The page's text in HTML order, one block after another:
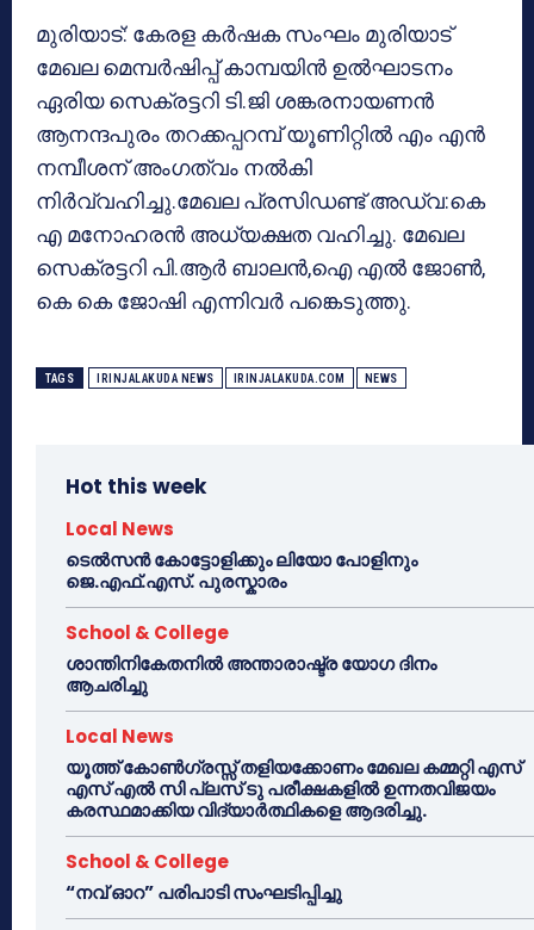
മുരിയാട്: കേരള കർഷക സംഘം മുരിയാട്
മേഖല മെമ്പർഷിപ്പ് കാമ്പയിൻ ഉൽഘാടനം
ഏരിയ സെക്രട്ടറി ടി.ജി ശങ്കരനായണൻ
ആനന്ദപുരം തറക്കപ്പറമ്പ് യൂണിറ്റിൽ എം എൻ
നമ്പീശന് അംഗത്വം നൽകി
നിർവ്വഹിച്ചു.മേഖല പ്രസിഡണ്ട് അഡ്വ:കെ
എ മനോഹരൻ അധ്യക്ഷത വഹിച്ചു. മേഖല
സെക്രട്ടറി പി.ആർ ബാലൻ,ഐ എൽ ജോൺ,
കെ കെ ജോഷി എന്നിവർ പങ്കെടുത്തു.
TAGS IRINJALAKUDA NEWS IRINJALAKUDA.COM NEWS
Hot this week
Local News
ടെൽസൻ കോട്ടോളിക്കും ലിയോ പോളിനും
ജെ.എഫ്.എസ്. പുരസ്കാരം
School & College
ശാന്തിനികേതനിൽ അന്താരാഷ്ട്ര യോഗ ദിനം
ആചരിച്ചു
Local News
യൂത്ത് കോൺഗ്രസ്സ് തളിയക്കോണം മേഖല കമ്മറ്റി എസ്
എസ് എൽ സി പ്ലസ് ടു പരീക്ഷകളിൽ ഉന്നതവിജയം
കരസ്ഥമാക്കിയ വിദ്യാർത്ഥികളെ ആദരിച്ചു.
School & College
“നവ് ഓറ” പരിപാടി സംഘടിപ്പിച്ചു